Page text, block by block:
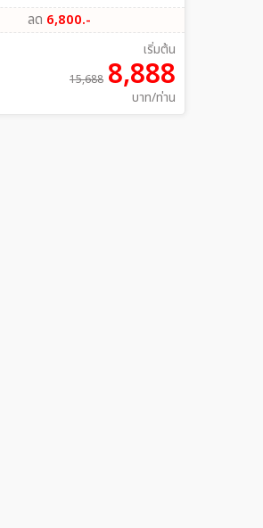
ลด 6,800.-
เริ่มต้น
15,688 8,888
บาท/ท่าน